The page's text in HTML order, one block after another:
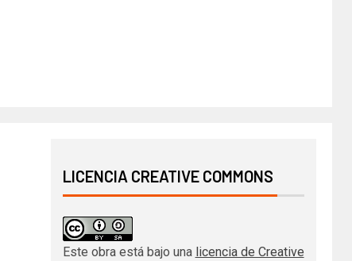
LICENCIA CREATIVE COMMONS
Este obra está bajo una licencia de Creative